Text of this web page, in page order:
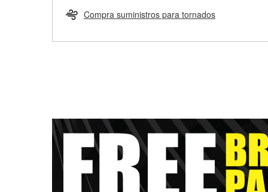
Compra suministros para tornados